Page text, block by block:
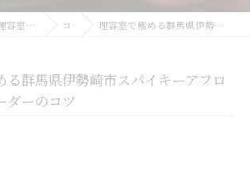
群馬県伊勢崎の理容室ならGROUND TIGER Barber's Base コラム 理容室で極める群馬県伊勢崎市スパイキーアフロの魅力とオーダーのコツ
る群馬県伊勢崎市スパイキーアフロ
ダーのコツ